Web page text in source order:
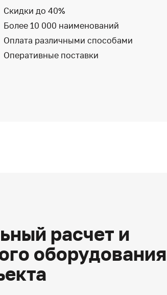
Скидки до 40%
Более 10 000 наименований
Оплата различными способами
Оперативные поставки
расчет и
оборудования